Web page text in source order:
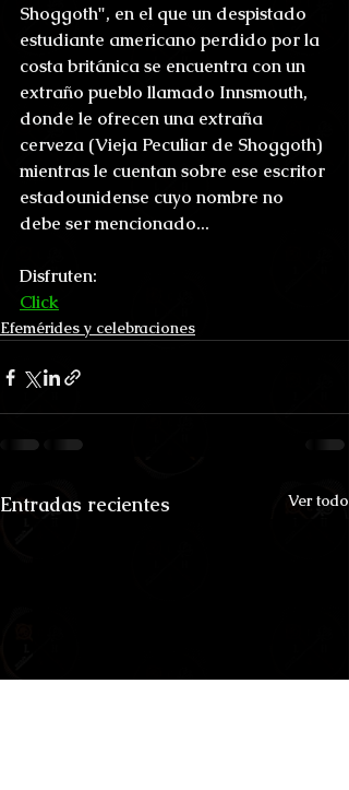
Shoggoth", en el que un despistado
estudiante americano perdido por la
costa británica se encuentra con un
extraño pueblo llamado Innsmouth,
donde le ofrecen una extraña
cerveza (Vieja Peculiar de Shoggoth)
mientras le cuentan sobre ese escritor
estadounidense cuyo nombre no
debe ser mencionado...
Disfruten:
Click
Efemérides y celebraciones
Entradas recientes Ver todo